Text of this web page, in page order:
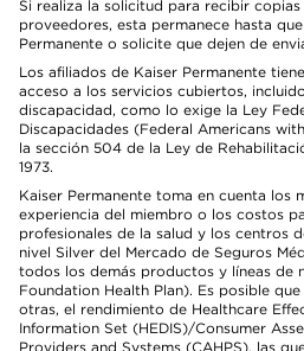
Si realiza la solicitud para recibir
proveedores, esta permanece hasta
Permanente o solicite que dejen de
Los afiliados de Kaiser Permanente
acceso a los servicios cubiertos,
discapacidad, como lo exige la Ley
Discapacidades (Federal Americans
la sección 504 de la Ley de
1973.
Kaiser Permanente toma en cuenta los
experiencia del miembro o los costos
profesionales de la salud y los centros
nivel Silver del Mercado de Seguros
todos los demás productos y líneas de
Foundation Health Plan). Es posible
otras, el rendimiento de Healthcare
Information Set (HEDIS)/Consumer
Providers and Systems (CAHPS), las